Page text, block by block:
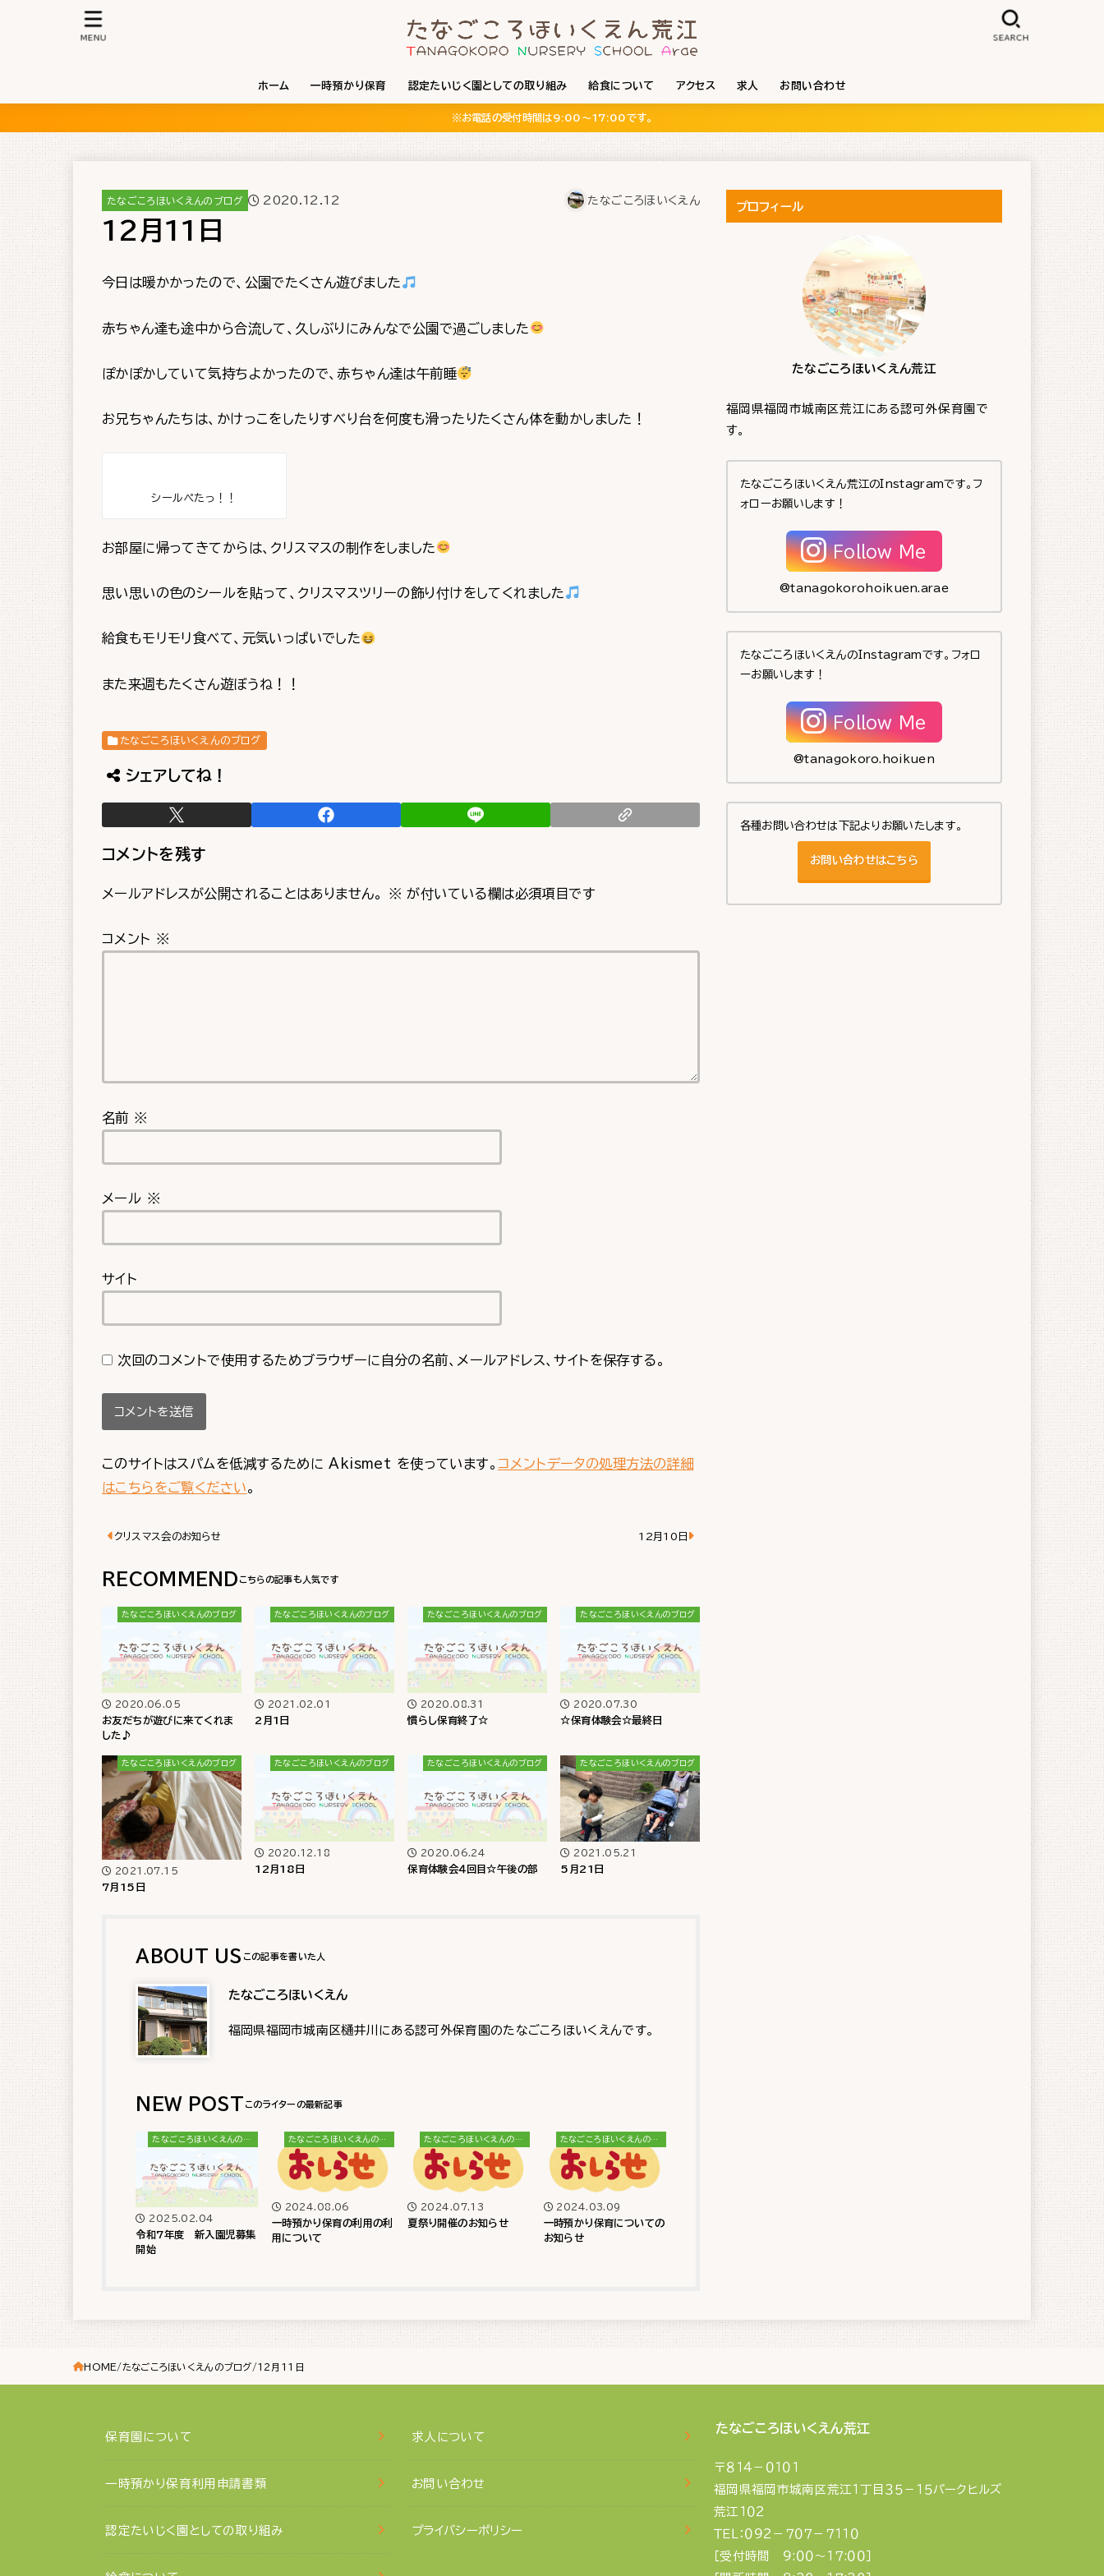
ホーム 一時預かり保育 認定たいじく園としての取り組み 給食について アクセス 求人 お問い合わせ
SEARCH
MENU
※お電話の受付時間は9:00〜17:00です。
たなごころほいくえんのブログ 2020.12.12 たなごころほいくえん
12月11日
今日は暖かかったので、公園でたくさん遊びました
赤ちゃん達も途中から合流して、久しぶりにみんなで公園で過ごしました
ぽかぽかしていて気持ちよかったので、赤ちゃん達は午前睡
お兄ちゃんたちは、かけっこをしたりすべり台を何度も滑ったりたくさん体を動かしました！
シールぺたっ！！
お部屋に帰ってきてからは、クリスマスの制作をしました
思い思いの色のシールを貼って、クリスマスツリーの飾り付けをしてくれました
給食もモリモリ食べて、元気いっぱいでした
また来週もたくさん遊ぼうね！！
たなごころほいくえんのブログ
シェアしてね！
コメントを残す
メールアドレスが公開されることはありません。 ※ が付いている欄は必須項目です
コメント ※
名前 ※
メール ※
サイト
次回のコメントで使用するためブラウザーに自分の名前、メールアドレス、サイトを保存する。
このサイトはスパムを低減するために Akismet を使っています。 コメントデータの処理方法の詳細
はこちらをご覧ください。
クリスマス会のお知らせ 12月10日
RECOMMEND
たなごころほいくえんのブログ
2020.06.05
お友だちが遊びに来てくれま
した♪
たなごころほいくえんのブログ
2021.02.01
2月1日
たなごころほいくえんのブログ
2020.08.31
慣らし保育終了☆
たなごころほいくえんのブログ
2020.07.30
☆保育体験会☆最終日
たなごころほいくえんのブログ
2021.07.15
7月15日
たなごころほいくえんのブログ
2020.12.18
12月18日
たなごころほいくえんのブログ
2020.06.24
保育体験会４回目☆午後の部
たなごころほいくえんのブログ
2021.05.21
5月21日
ABOUT US
たなごころほいくえん
福岡県福岡市城南区樋井川にある認可外保育園のたなごころほいくえんです。
NEW POST
たなごころほいくえんのブログ
2025.02.04
令和7年度 新入園児募集
開始
たなごころほいくえんのブログ
2024.08.06
一時預かり保育の利用の利
用について
たなごころほいくえんのブログ
2024.07.13
夏祭り開催のお知らせ
たなごころほいくえんのブログ
2024.03.09
一時預かり保育についての
お知らせ
プロフィール
たなごころほいくえん荒江
福岡県福岡市城南区荒江にある認可外保育園で
す。
たなごころほいくえん荒江のInstagramです。フ
ォローお願いします！
Follow Me
@tanagokorohoikuen.arae
たなごころほいくえんのInstagramです。フォロ
ーお願いします！
Follow Me
@tanagokoro.hoikuen
各種お問い合わせは下記よりお願いたします。
お問い合わせはこちら
HOME たなごころほいくえんのブログ 12月11日
保育園について
一時預かり保育利用申請書類
認定たいじく園としての取り組み
求人について
お問い合わせ
プライバシーポリシー
たなごころほいくえん荒江
〒８１４－０１０１
福岡県福岡市城南区荒江１丁目３５－１５パークヒルズ
荒江１０２
ＴＥＬ：０９２－７０７－７１１０
［受付時間 ９:００〜１７:００］